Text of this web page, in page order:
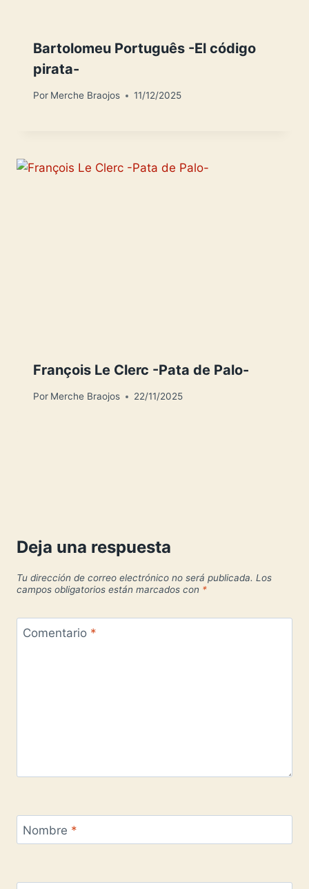
Bartolomeu Português -El código
pirata-
Por Merche Braojos 11/12/2025
François Le Clerc -Pata de Palo-
Por Merche Braojos 22/11/2025
Deja una respuesta
Tu dirección de correo electrónico no será publicada. Los
campos obligatorios están marcados con *
Comentario *
Nombre *